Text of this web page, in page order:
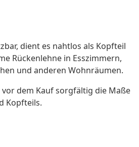
dient es nahtlos als Kopfteil
Rückenlehne in Esszimmern,
und anderen Wohnräumen.
dem Kauf sorgfältig die Maße
Kopfteils.